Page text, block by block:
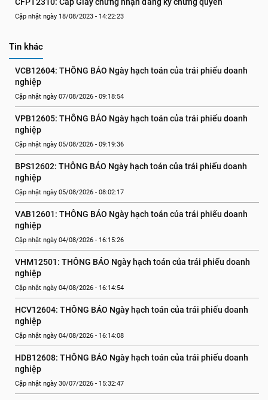
Cập nhật ngày 18/08/2023 - 14:22:23
Tin khác
VCB12604: THÔNG BÁO Ngày hạch toán của trái phiếu doanh
nghiệp
Cập nhật ngày 07/08/2026 - 09:18:54
VPB12605: THÔNG BÁO Ngày hạch toán của trái phiếu doanh
nghiệp
Cập nhật ngày 05/08/2026 - 09:19:36
BPS12602: THÔNG BÁO Ngày hạch toán của trái phiếu doanh
nghiệp
Cập nhật ngày 05/08/2026 - 08:02:17
VAB12601: THÔNG BÁO Ngày hạch toán của trái phiếu doanh
nghiệp
Cập nhật ngày 04/08/2026 - 16:15:26
VHM12501: THÔNG BÁO Ngày hạch toán của trái phiếu doanh
nghiệp
Cập nhật ngày 04/08/2026 - 16:14:54
HCV12604: THÔNG BÁO Ngày hạch toán của trái phiếu doanh
nghiệp
Cập nhật ngày 04/08/2026 - 16:14:08
HDB12608: THÔNG BÁO Ngày hạch toán của trái phiếu doanh
nghiệp
Cập nhật ngày 30/07/2026 - 15:32:47